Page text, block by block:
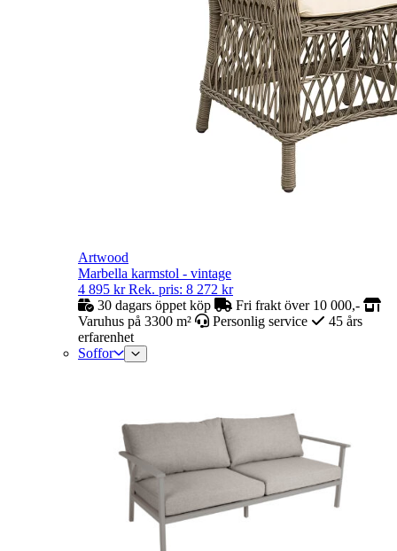
Artwood
Marbella karmstol - vintage
4 895 kr Rek. pris: 8 272 kr
30 dagars öppet köp
Fri frakt över 10 000,-
Varuhus på 3300 m²
Personlig service
45 års
erfarenhet
Soffor